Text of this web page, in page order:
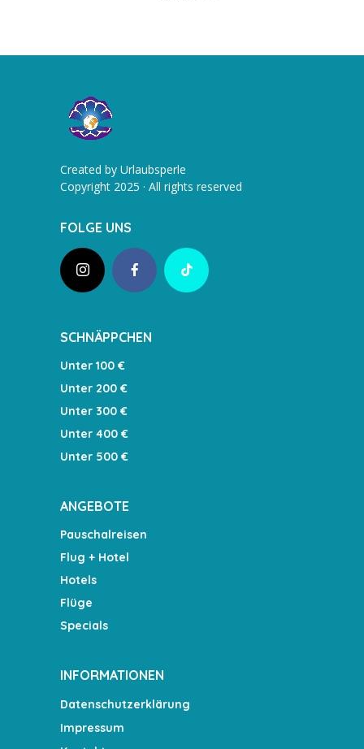
Created by Urlaubsperle
Copyright 2025 · All rights reserved
FOLGE UNS
SCHNÄPPCHEN
Unter 100 €
Unter 200 €
Unter 300 €
Unter 400 €
Unter 500 €
ANGEBOTE
Pauschalreisen
Flug + Hotel
Hotels
Flüge
Specials
INFORMATIONEN
Datenschutzerklärung
Impressum